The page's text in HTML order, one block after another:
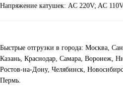
Напряжение катушек: AC 220V; AC
Быстрые отгрузки в города: Москва,
Казань, Краснодар, Самара, Воронеж,
Ростов-на-Дону, Челябинск,
Пермь.